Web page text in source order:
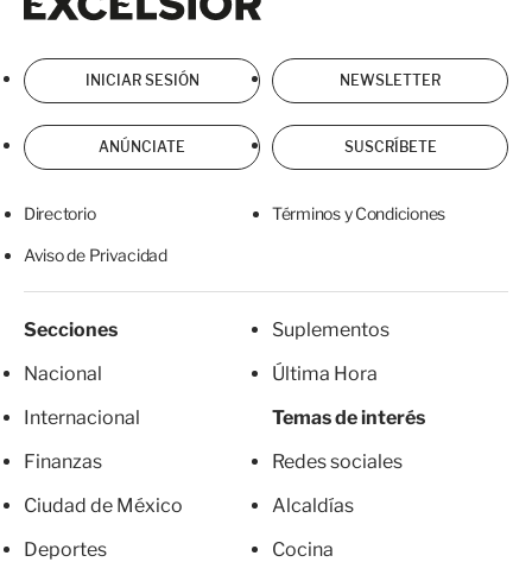
INICIAR SESIÓN NEWSLETTER
ANÚNCIATE SUSCRÍBETE
Directorio Términos y Condiciones
Aviso de Privacidad
Secciones
Nacional
Internacional
Finanzas
Ciudad de México
Deportes
Suplementos
Última Hora
Temas de interés
Redes sociales
Alcaldías
Cocina